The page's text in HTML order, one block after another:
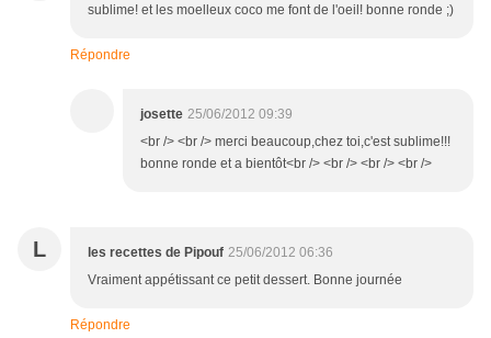
sublime! et les moelleux coco me font de l'oeil! bonne ronde ;)
Répondre
josette 25/06/2012 09:39
<br /> <br /> merci beaucoup,chez toi,c'est sublime!!!
bonne ronde et a bientôt<br /> <br /> <br /> <br />
L les recettes de Pipouf 25/06/2012 06:36
Vraiment appétissant ce petit dessert. Bonne journée
Répondre